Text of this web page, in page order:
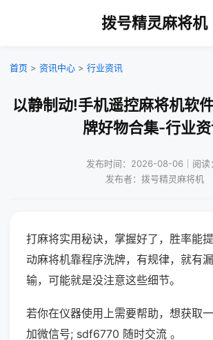
拨号精灵麻将机
首页 > 资讯中心 > 行业资讯
以静制动!手机遥控麻将机软
牌好物合集-行业
发布时间：2026-08-06｜阅读
发布者：拨号精灵麻将机
打麻将实用秘诀，掌握好了，胜率能
动麻将机靠程序洗牌，有规律，就有
输，可能就是没注意这些细节。
若你在仪器使用上需要帮助，想获取
加微信号; sdf6770 随时交流 。